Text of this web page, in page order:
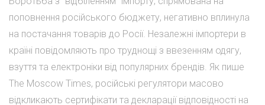
поповнення російського бюджету, негативно вплинула
на постачання товарів до Росії. Незалежні імпортери в
країні повідомляють про труднощі з ввезенням одягу,
взуття та електроніки від популярних брендів. Як пише
The Moscow Times, російські регулятори масово
відкликають сертифікати та декларації відповідності на